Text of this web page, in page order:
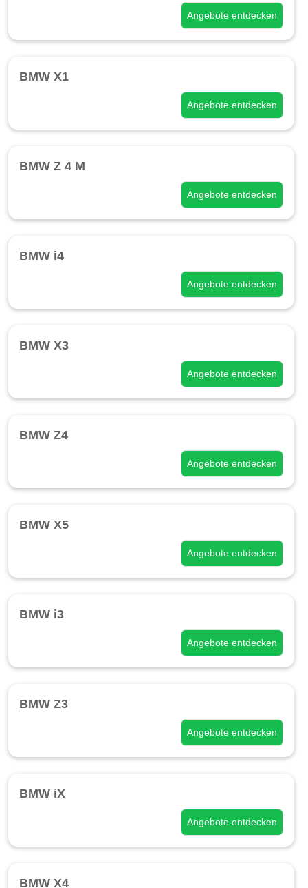
Angebote entdecken
BMW X1
Angebote entdecken
BMW Z 4 M
Angebote entdecken
BMW i4
Angebote entdecken
BMW X3
Angebote entdecken
BMW Z4
Angebote entdecken
BMW X5
Angebote entdecken
BMW i3
Angebote entdecken
BMW Z3
Angebote entdecken
BMW iX
Angebote entdecken
BMW X4